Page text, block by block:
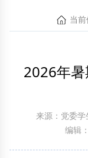
当前
2026年
来源：党委学
编辑